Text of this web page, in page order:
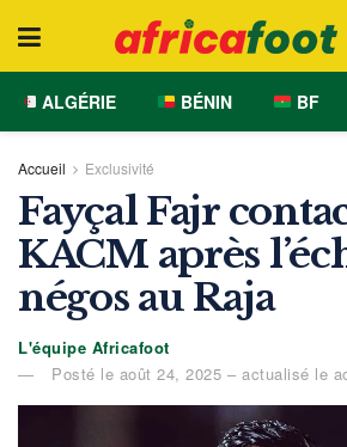
ALGÉRIE BÉNIN BF
Accueil Exclusivité
Fayçal Fajr
KACM après
négos au Raja
L'équipe Africafoot
Posté le août 24, 2025 – actualisé le